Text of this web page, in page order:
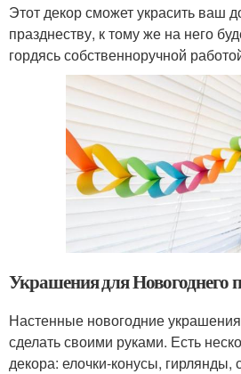
Этот декор сможет украсить ваш
празднеству, к тому же на него
гордясь собственноручной
Украшения для Новогоднего
Настенные новогодние
сделать своими руками. Есть
декора: елочки-конусы,